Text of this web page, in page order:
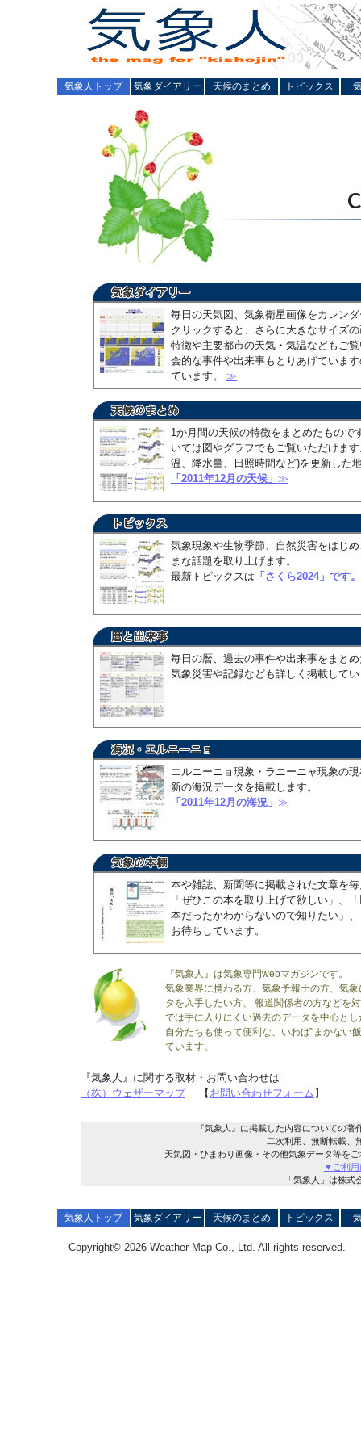
気象人トップ 気象ダイアリー 天候のまとめ トピックス
毎日の天気図、気象衛星画像をカレン
クリックすると、さらに大きなサイズ
特徴や主要都市の天気・気温などもご
会的な事件や出来事もとりあげていま
ています。 ≫
1か月間の天候の特徴をまとめたもので
いては図やグラフでもご覧いただけま
温、降水量、日照時間など)を更新した
「2011年12月の天候」 ≫
気象現象や生物季節、自然災害をはじ
まな話題を取り上げます。
最新トピックスは 「さくら2024」です。
毎日の暦、過去の事件や出来事をまと
気象災害や記録なども詳しく掲載して
エルニーニョ現象・ラニーニャ現象の
新の海況データを掲載します。
「2011年12月の海況」 ≫
本や雑誌、新聞等に掲載された文章を
「ぜひこの本を取り上げて欲しい」、
本だったかわからないので知りたい」
お待ちしています。
『気象人』は気象専門webマガジンです。
気象業界に携わる方、気象予報士の方、気
タを入手したい方、 報道関係者の方などを
では手に入りにくい過去のデータを中心と
自分たちも使って便利な、いわば"まかない
ています。
『気象人』に関する取材・お問い合わせは
（株）ウェザーマップ【 お問い合わせフォーム 】
『気象人』に掲載した内容についての
二次利用、無断転載、
天気図・ひまわり画像・その他気象データ等を
▼ご利用
「気象人」は株
気象人トップ 気象ダイアリー 天候のまとめ トピックス
Copyright© 2026 Weather Map Co., Ltd. All rights reserved.